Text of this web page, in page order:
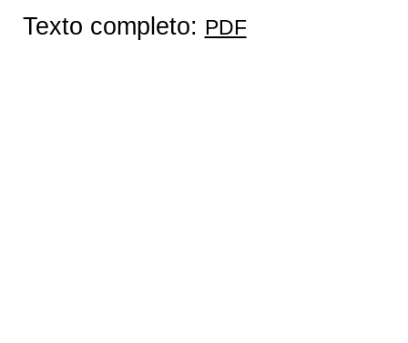
Texto completo: PDF